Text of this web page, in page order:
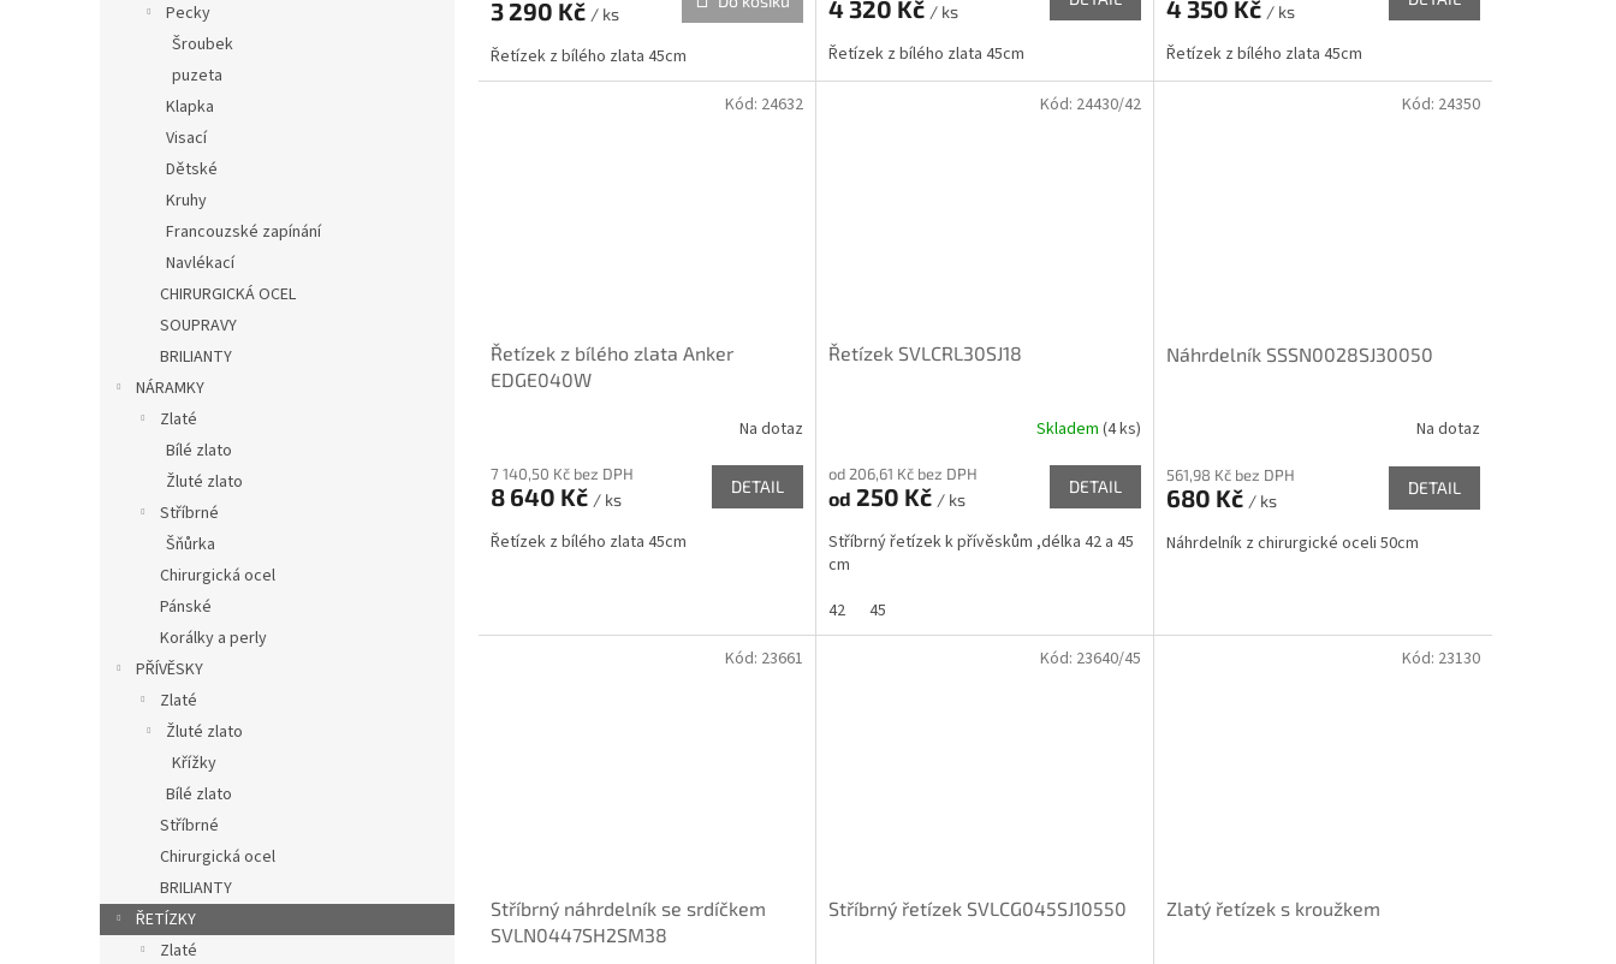
Pecky
Šroubek
puzeta
Klapka
Visací
Dětské
Kruhy
Francouzské zapínání
Navlékací
CHIRURGICKÁ OCEL
SOUPRAVY
BRILIANTY
NÁRAMKY
Zlaté
Bílé zlato
Žluté zlato
Stříbrné
Šňůrka
Chirurgická ocel
Pánské
Korálky a perly
PŘÍVĚSKY
Zlaté
Žluté zlato
Křížky
Bílé zlato
Stříbrné
Chirurgická ocel
BRILIANTY
ŘETÍZKY
Zlaté
3 290 Kč / ks
Řetízek z bílého zlata 45cm
4 320 Kč / ks
Řetízek z bílého zlata 45cm
4 350 Kč / ks
Řetízek z bílého zlata 45cm
Řetízek z bílého zlata Anker
EDGE040W
Na dotaz
7 140,50 Kč bez DPH
8 640 Kč / ks
DETAIL
Řetízek z bílého zlata 45cm
Kód: 24632
Řetízek SVLCRL30SJ18
Skladem (4 ks)
od 206,61 Kč bez DPH
od 250 Kč / ks
DETAIL
Stříbrný řetízek k přívěskům ,délka 42 a 45
cm
42
45
Kód: 24430/42
Náhrdelník SSSN0028SJ30050
Na dotaz
561,98 Kč bez DPH
680 Kč / ks
DETAIL
Náhrdelník z chirurgické oceli 50cm
Kód: 24350
Stříbrný náhrdelník se srdíčkem
SVLN0447SH2SM38
Kód: 23661
Stříbrný řetízek SVLCG045SJ10550
Kód: 23640/45
Zlatý řetízek s kroužkem
Kód: 23130